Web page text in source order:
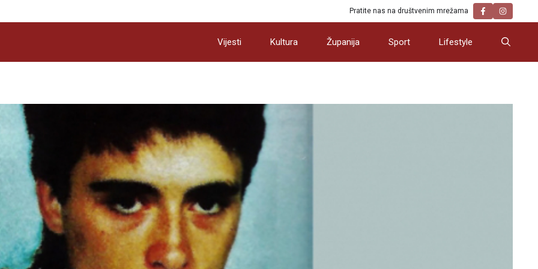
Pratite nas na društvenim mrežama
Vijesti Kultura Županija Sport Lifestyle